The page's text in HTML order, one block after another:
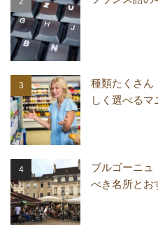
種類たくさん
しく選べるマ
ブルゴーニュ
べき名所とお